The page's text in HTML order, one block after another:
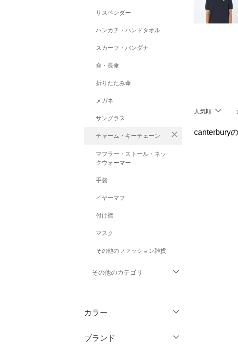
サスペンダー
ハンカチ・ハンドタオル
スカーフ・バンダナ
傘・長傘
折りたたみ傘
メガネ
サングラス
チャーム・キーチェーン close
マフラー・ストール・ネッ
クウォーマー
手袋
イヤーマフ
付け襟
マスク
その他のファッション雑貨
その他のカテゴリ
ジャケット・アウター
パンツ
カラー
ブランド
人気順
canterbury